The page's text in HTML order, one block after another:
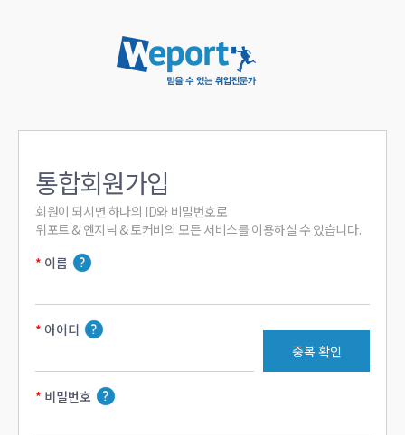
통합회원가입
회원이 되시면 하나의 ID와 비밀번호로
위포트 & 엔지닉 & 토커비의 모든 서비스를 이용하실 수 있습니다.
이름
아이디
중복 확인
비밀번호